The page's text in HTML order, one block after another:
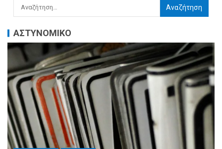
ΑΣΤΥΝΟΜΙΚΟ